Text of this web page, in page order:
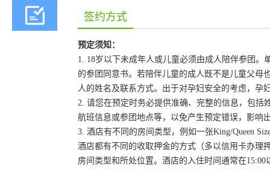
签约方式
预定须知：
1. 18岁以下未成年人或儿童必须由成人陪伴参团
的参团同意书。若陪伴儿童的成人既不是儿童父母
人的姓名及联系方式。出于对孕妇安全的考虑，孕
2. 请您在预定时务必提供准确、完整的信息，包
航班信息或参团地点等，以免产生预定错误，影响
3. 酒店有不同的房间类型，例如一张King/Queen
酒店都有不同的收取押金的方式（多以信用卡办理
房间类型和所处位置。酒店的入住时间通常在15:00